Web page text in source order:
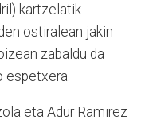
kartzelatik
ostiralean jakin
zabaldu da
espetxera.
eta Adur Ramirez